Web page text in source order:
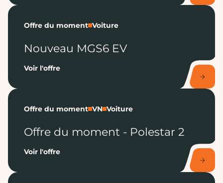
Offre du moment Voiture
Nouveau MGS6 EV
Voir l'offre
Offre du moment VN Voiture
Offre du moment - Polestar 2
Voir l'offre